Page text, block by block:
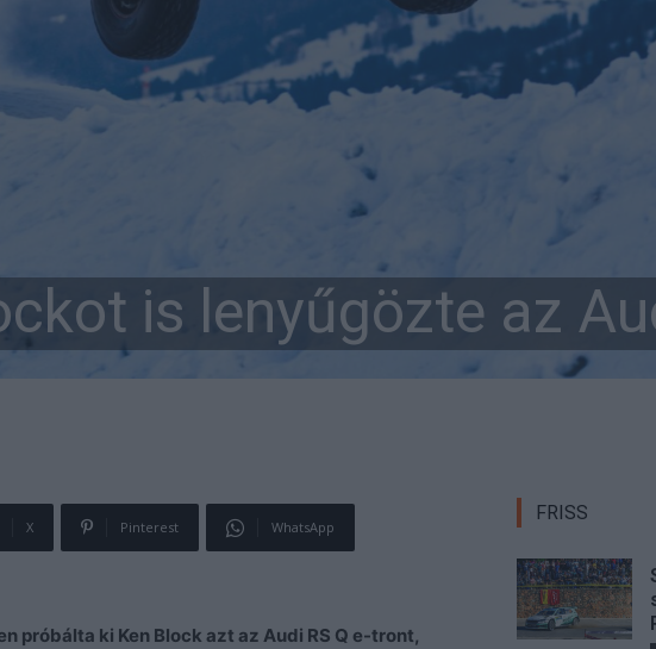
is lenyűgözte az
X Pinterest WhatsApp
próbálta ki Ken Block azt az Audi RS Q e-tront,
FRISS